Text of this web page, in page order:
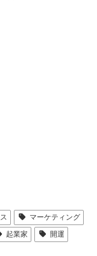
マーケティング
起業家
開運